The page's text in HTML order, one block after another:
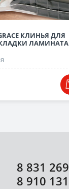
КЛИНЬЯ ДЛЯ
ЛАМИНАТА
8 831
8 910